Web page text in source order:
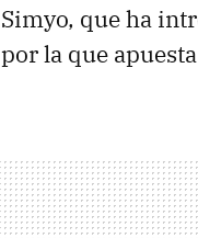
Simyo, que ha
por la que